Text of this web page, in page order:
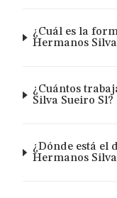
¿Cuál es la
Hermanos
¿Cuántos
Silva Sueiro Sl?
¿Dónde está el
Hermanos